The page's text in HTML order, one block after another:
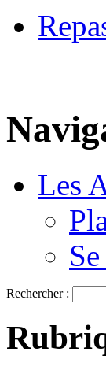
Les
Rechercher :